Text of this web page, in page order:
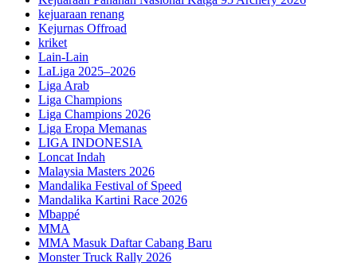
kejuaraan renang
Kejurnas Offroad
kriket
Lain-Lain
LaLiga 2025–2026
Liga Arab
Liga Champions
Liga Champions 2026
Liga Eropa Memanas
LIGA INDONESIA
Loncat Indah
Malaysia Masters 2026
Mandalika Festival of Speed
Mandalika Kartini Race 2026
Mbappé
MMA
MMA Masuk Daftar Cabang Baru
Monster Truck Rally 2026